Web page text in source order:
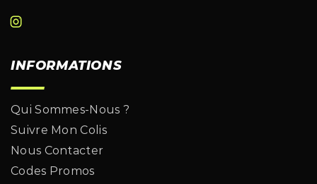
INFORMATIONS
Qui Sommes-Nous ?
Suivre Mon Colis
Nous Contacter
Codes Promos